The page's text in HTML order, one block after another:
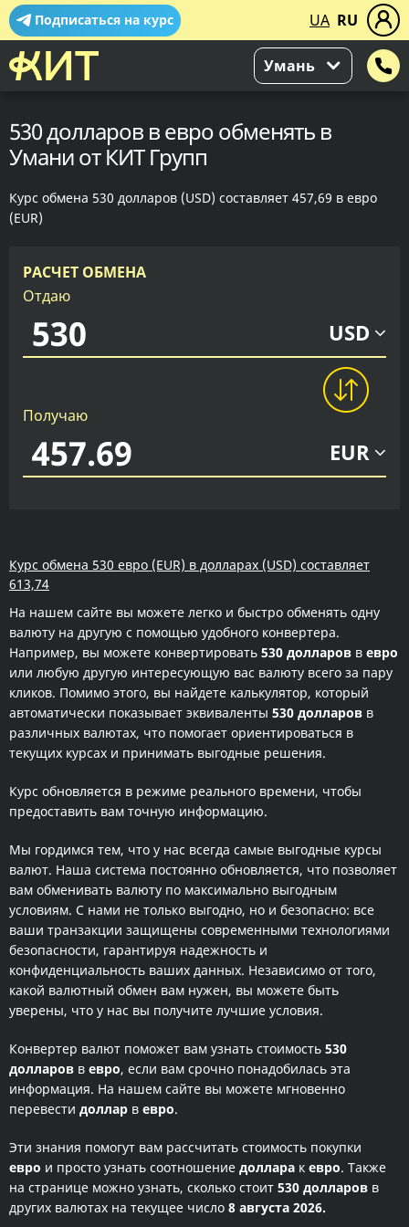
Подписаться на курс UA RU
Умань
530 долларов в евро обменять в
Умани от КИТ Групп
Курс обмена 530 долларов (USD) составляет 457,69 в евро
(EUR)
РАСЧЕТ ОБМЕНА
Отдаю
USD
Получаю
EUR
Курс обмена 530 евро (EUR) в долларах (USD) составляет
613,74
На нашем сайте вы можете легко и быстро обменять одну
валюту на другую с помощью удобного конвертера.
Например, вы можете конвертировать 530 долларов в евро
или любую другую интересующую вас валюту всего за пару
кликов. Помимо этого, вы найдете калькулятор, который
автоматически показывает эквиваленты 530 долларов в
различных валютах, что помогает ориентироваться в
текущих курсах и принимать выгодные решения.
Курс обновляется в режиме реального времени, чтобы
предоставить вам точную информацию.
Мы гордимся тем, что у нас всегда самые выгодные курсы
валют. Наша система постоянно обновляется, что позволяет
вам обменивать валюту по максимально выгодным
условиям. С нами не только выгодно, но и безопасно: все
ваши транзакции защищены современными технологиями
безопасности, гарантируя надежность и
конфиденциальность ваших данных. Независимо от того,
какой валютный обмен вам нужен, вы можете быть
уверены, что у нас вы получите лучшие условия.
Конвертер валют поможет вам узнать стоимость 530
долларов в евро, если вам срочно понадобилась эта
информация. На нашем сайте вы можете мгновенно
перевести доллар в евро.
Эти знания помогут вам рассчитать стоимость покупки
евро и просто узнать соотношение доллара к евро. Также
на странице можно узнать, сколько стоит 530 долларов в
других валютах на текущее число 8 августа 2026.